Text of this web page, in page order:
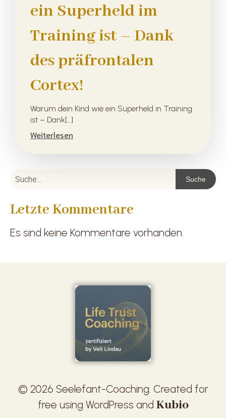
ein Superheld im
Training ist – Dank
des präfrontalen
Cortex!
Warum dein Kind wie ein Superheld in Training
ist – Dank[…]
Weiterlesen
Suche
Letzte Kommentare
Es sind keine Kommentare vorhanden.
© 2026 Seelefant-Coaching. Created for
free using WordPress and Kubio